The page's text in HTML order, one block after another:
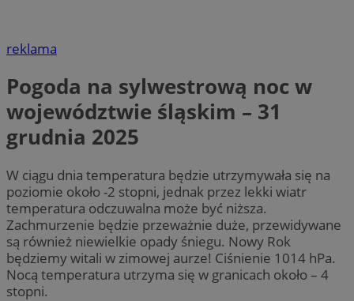
reklama
Pogoda na sylwestrową noc w
województwie śląskim – 31
grudnia 2025
W ciągu dnia temperatura będzie utrzymywała się na
poziomie około -2 stopni, jednak przez lekki wiatr
temperatura odczuwalna może być niższa.
Zachmurzenie będzie przeważnie duże, przewidywane
są również niewielkie opady śniegu. Nowy Rok
będziemy witali w zimowej aurze! Ciśnienie 1014 hPa.
Nocą temperatura utrzyma się w granicach około – 4
stopni.